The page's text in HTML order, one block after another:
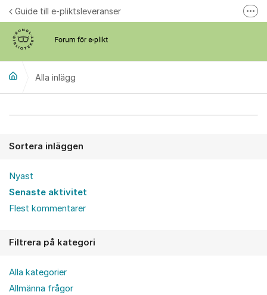
Hoppa till innehåll
Guide till e-pliktsleveranser
Alla inlägg
Sortera inläggen
Nyast
Senaste aktivitet
Flest kommentarer
Filtrera på kategori
Alla kategorier
Allmänna frågor